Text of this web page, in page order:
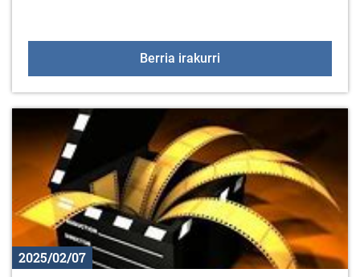
Berria irakurri
2025/02/07